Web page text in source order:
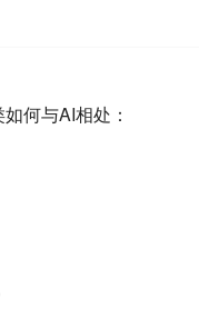
何与AI相处：